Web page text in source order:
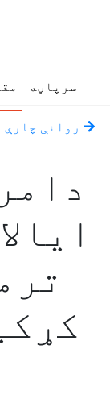
سرپاڼه
روانې چارې